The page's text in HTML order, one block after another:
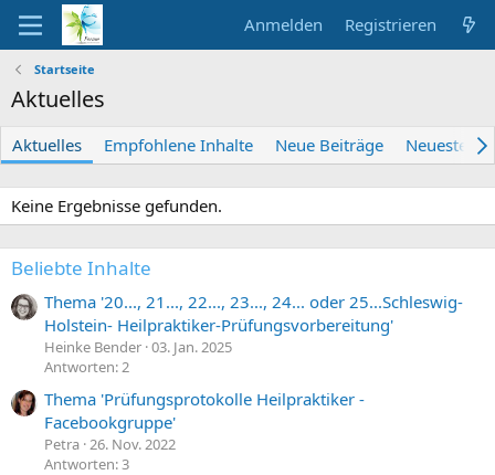
Anmelden Registrieren
Startseite
Aktuelles
Aktuelles Empfohlene Inhalte Neue Beiträge Neueste
Keine Ergebnisse gefunden.
Beliebte Inhalte
Thema '20..., 21..., 22..., 23..., 24... oder 25...Schleswig-
Holstein- Heilpraktiker-Prüfungsvorbereitung'
Heinke Bender 03. Jan. 2025
Antworten: 2
Thema 'Prüfungsprotokolle Heilpraktiker -
Facebookgruppe'
Petra 26. Nov. 2022
Antworten: 3